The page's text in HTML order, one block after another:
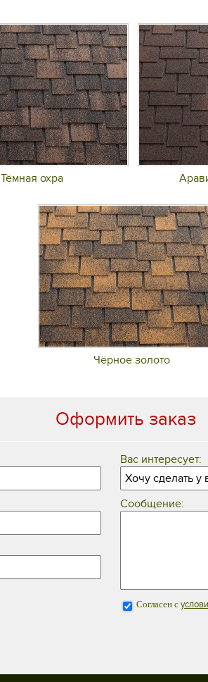
Тёмная охра
Чёрное золото
Оформить заказ
Вас интересует:
Сообщение:
Согласен с